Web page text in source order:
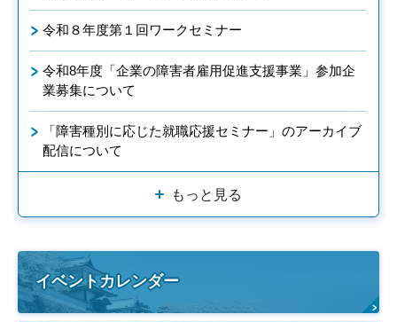
令和８年度第１回ワークセミナー
令和8年度「企業の障害者雇用促進支援事業」参加企
業募集について
「障害種別に応じた就職応援セミナー」のアーカイブ
配信について
もっと見る
イベントカレンダー